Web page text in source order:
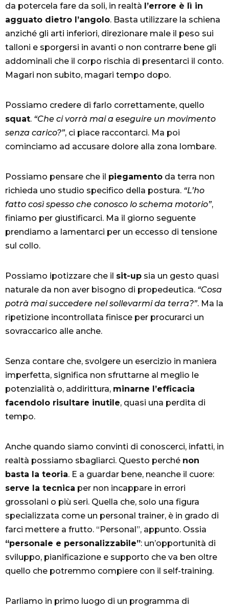
da potercela fare da soli, in realtà l’errore è lì in
agguato dietro l’angolo. Basta utilizzare la schiena
anziché gli arti inferiori, direzionare male il peso sui
talloni e sporgersi in avanti o non contrarre bene gli
addominali che il corpo rischia di presentarci il conto.
Magari non subito, magari tempo dopo.
Possiamo credere di farlo correttamente, quello
squat. “Che ci vorrà mai a eseguire un movimento
senza carico?”, ci piace raccontarci. Ma poi
cominciamo ad accusare dolore alla zona lombare.
Possiamo pensare che il piegamento da terra non
richieda uno studio specifico della postura. “L’ho
fatto così spesso che conosco lo schema motorio”,
finiamo per giustificarci. Ma il giorno seguente
prendiamo a lamentarci per un eccesso di tensione
sul collo.
Possiamo ipotizzare che il sit-up sia un gesto quasi
naturale da non aver bisogno di propedeutica. “Cosa
potrà mai succedere nel sollevarmi da terra?”. Ma la
ripetizione incontrollata finisce per procurarci un
sovraccarico alle anche.
Senza contare che, svolgere un esercizio in maniera
imperfetta, significa non sfruttarne al meglio le
potenzialità o, addirittura, minarne l’efficacia
facendolo risultare inutile, quasi una perdita di
tempo.
Anche quando siamo convinti di conoscerci, infatti, in
realtà possiamo sbagliarci. Questo perché non
basta la teoria. E a guardar bene, neanche il cuore:
serve la tecnica per non incappare in errori
grossolani o più seri. Quella che, solo una figura
specializzata come un personal trainer, è in grado di
farci mettere a frutto. “Personal”, appunto. Ossia
“personale e personalizzabile”: un’opportunità di
sviluppo, pianificazione e supporto che va ben oltre
quello che potremmo compiere con il self-training.
Parliamo in primo luogo di un programma di